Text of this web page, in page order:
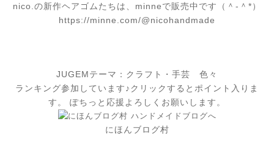
nico.の新作ヘアゴムたちは、minneで販売中です（＾-＾*）
https://minne.com/@nicohandmade
JUGEMテーマ： クラフト・手芸 色々
ランキング参加しています♪クリックするとポイント入りま
す。 ぽちっと応援よろしくお願いします。
にほんブログ村